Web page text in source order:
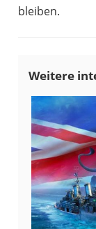
bleiben.